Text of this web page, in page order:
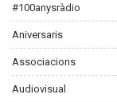
#100anysràdio
Aniversaris
Associacions
Audiovisual